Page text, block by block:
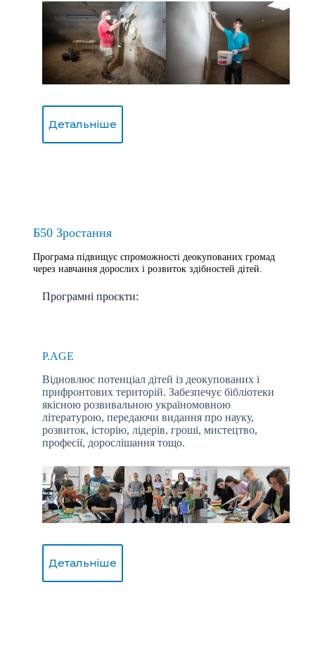
Детальніше
Б50 Зростання
Програма підвищує спроможності деокупованих громад
через навчання дорослих і розвиток здібностей дітей.
Програмні проєкти:
P.AGE
Відновлює потенціал дітей із деокупованих і
прифронтових територій. Забезпечує бібліотеки
якісною розвивальною україномовною
літературою, передаючи видання про науку,
розвиток, історію, лідерів, гроші, мистецтво,
професії, дорослішання тощо.
Детальніше